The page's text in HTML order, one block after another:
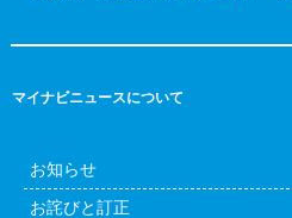
マイナビニュースについて
お知らせ
お詫びと訂正